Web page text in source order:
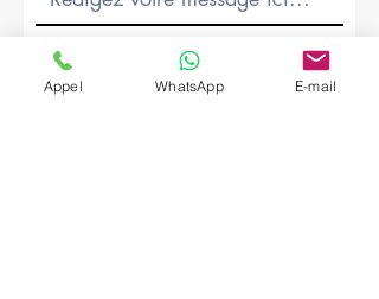
Société
Appel WhatsApp E-mail